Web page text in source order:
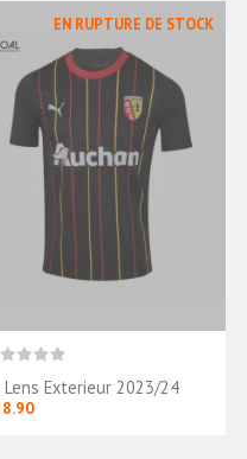
EN RUPTURE DE STOCK
Lens Exterieur 2023/24